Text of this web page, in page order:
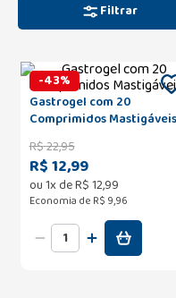
Filtrar
-43%
Gastrogel com 20
Comprimidos Mastigáveis
R$22,95
R$ 12,99
ou1x deR$12,99
Economia de R$ 9,96